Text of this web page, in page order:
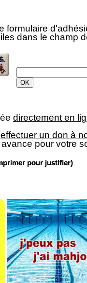
formulaire
dans le champ
directement en
effectuer un don à
pour votre
pour justifier)